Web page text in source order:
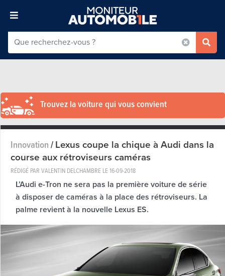
Trouvez la voiture qui vous convient
Innovation/Lexus coupe la chique à Audi dans la
course aux rétroviseurs caméras
RÉDIGÉ PAR VALENTIN DELCHAMBRE LE16-09-2018
L’Audi e-Tron ne sera pas la première voiture de série
à disposer de caméras à la place des rétroviseurs. La
palme revient à la nouvelle Lexus ES.